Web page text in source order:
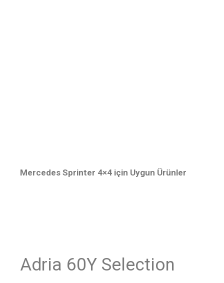
Mercedes Sprinter 4×4 için Uygun Ürünler
Adria 60Y Selection